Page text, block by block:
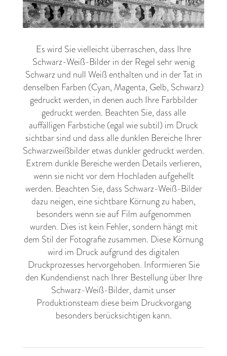
Es wird Sie vielleicht überraschen, dass Ihre
Schwarz-Weiß-Bilder in der Regel sehr wenig
Schwarz und null Weiß enthalten und in der Tat in
denselben Farben (Cyan, Magenta, Gelb, Schwarz)
gedruckt werden, in denen auch Ihre Farbbilder
gedruckt werden. Beachten Sie, dass alle
auffälligen Farbstiche (egal wie subtil) im Druck
sichtbar sind und dass alle dunklen Bereiche Ihrer
Schwarzweißbilder etwas dunkler gedruckt werden.
Extrem dunkle Bereiche werden Details verlieren,
wenn sie nicht vor dem Hochladen aufgehellt
werden. Beachten Sie, dass Schwarz-Weiß-Bilder
dazu neigen, eine sichtbare Körnung zu haben,
besonders wenn sie auf Film aufgenommen
wurden. Dies ist kein Fehler, sondern hängt mit
dem Stil der Fotografie zusammen. Diese Körnung
wird im Druck aufgrund des digitalen
Druckprozesses hervorgehoben. Informieren Sie
den Kundendienst nach Ihrer Bestellung über Ihre
Schwarz-Weiß-Bilder, damit unser
Produktionsteam diese beim Druckvorgang
besonders berücksichtigen kann.